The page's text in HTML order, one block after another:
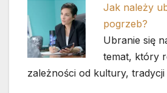
Jak należy
pogrzeb?
Ubranie się
temat, który
zależności od kultury,